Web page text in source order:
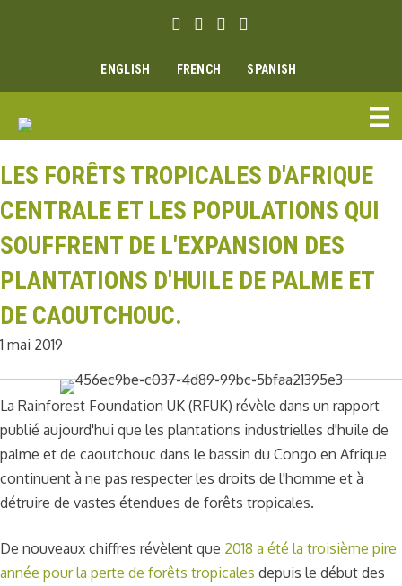
Lien Facebook
Lien Instagram
Lien Youtube
Linkedin link
ENGLISH FRENCH SPANISH
LES FORÊTS TROPICALES D'AFRIQUE
CENTRALE ET LES POPULATIONS QUI
SOUFFRENT DE L'EXPANSION DES
PLANTATIONS D'HUILE DE PALME ET
DE CAOUTCHOUC.
1 mai 2019
La Rainforest Foundation UK (RFUK) révèle dans un rapport
publié aujourd'hui que les plantations industrielles d'huile de
palme et de caoutchouc dans le bassin du Congo en Afrique
continuent à ne pas respecter les droits de l'homme et à
détruire de vastes étendues de forêts tropicales.
De nouveaux chiffres révèlent que 2018 a été la troisième pire
année pour la perte de forêts tropicales depuis le début des